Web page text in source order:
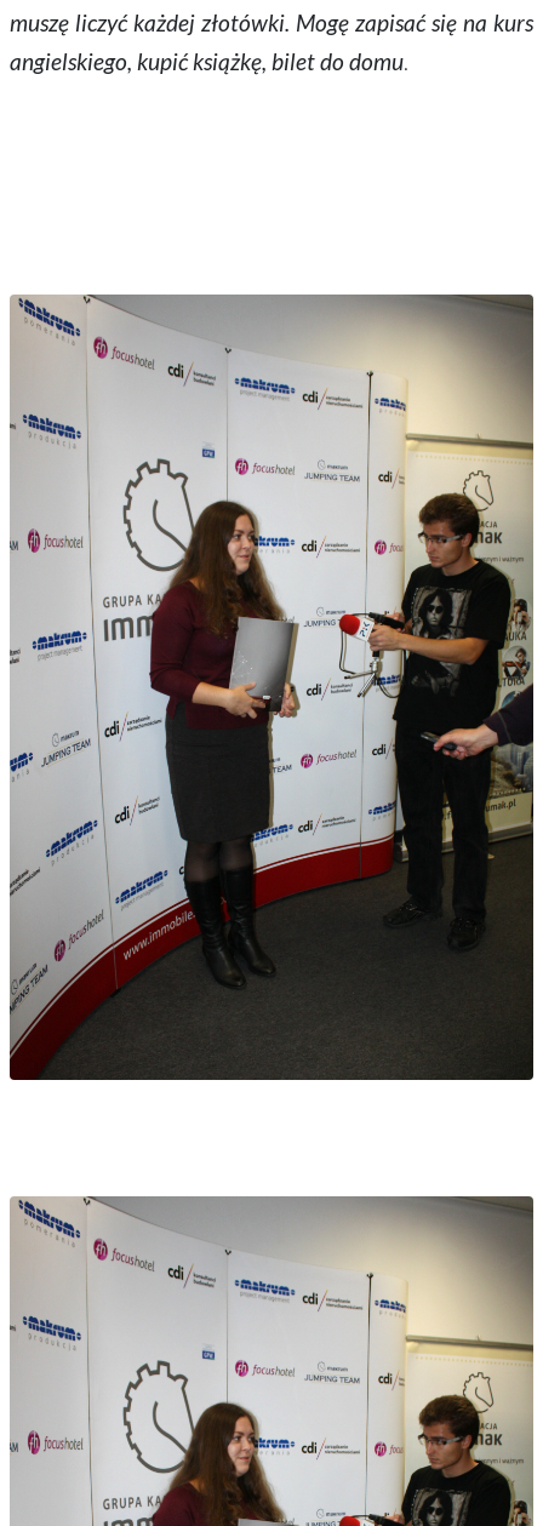
muszę liczyć każdej złotówki. Mogę zapisać się na kurs
angielskiego, kupić książkę, bilet do domu.